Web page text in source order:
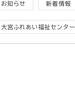
お知らせ 新着情報
大宮ふれあい福祉センター